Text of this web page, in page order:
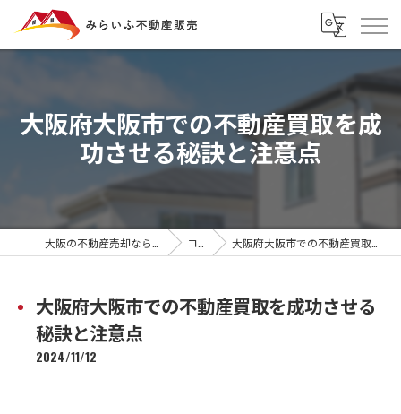
大阪府大阪市での不動産買取を成
功させる秘訣と注意点
コラム 大阪府大阪市での不動産買取を成功させる秘訣と注意点
大阪府大阪市での不動産買取を成功させる
秘訣と注意点
2024/11/12